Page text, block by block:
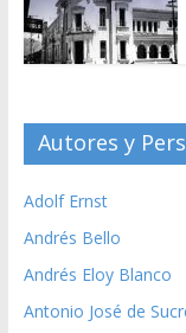
Autores y
Adolf Ernst
Andrés Bello
Andrés Eloy Blanco
Antonio José de